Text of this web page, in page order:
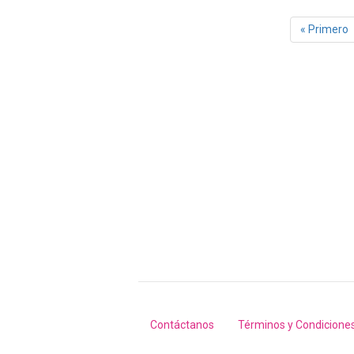
Primera
página
« Primero
Footer
Contáctanos Términos y